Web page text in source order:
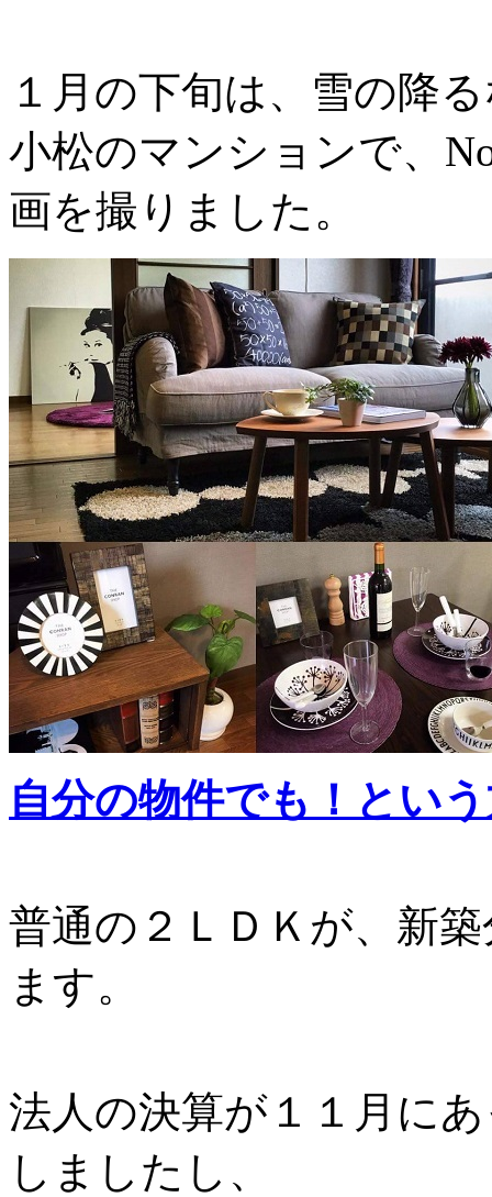
１月の下旬は、雪の降
小松のマンションで、
画を撮りました。
自分の物件でも！とい
普通の２ＬＤＫが、新
ます。
法人の決算が１１月に
しましたし、